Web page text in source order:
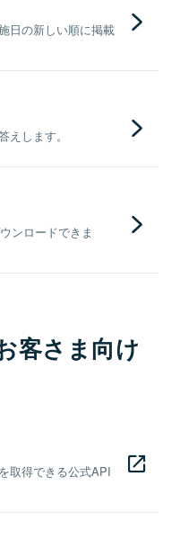
日の新しい順に掲載
します。
ンロードできま
客さま向け
取得できる公式API